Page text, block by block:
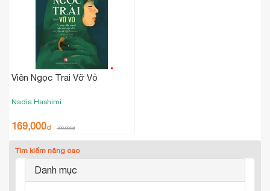
Viên Ngọc Trai Vỡ Vỏ
Nadia Hashimi
169,000₫ 199,000₫
Tìm kiếm nâng cao
Danh mục